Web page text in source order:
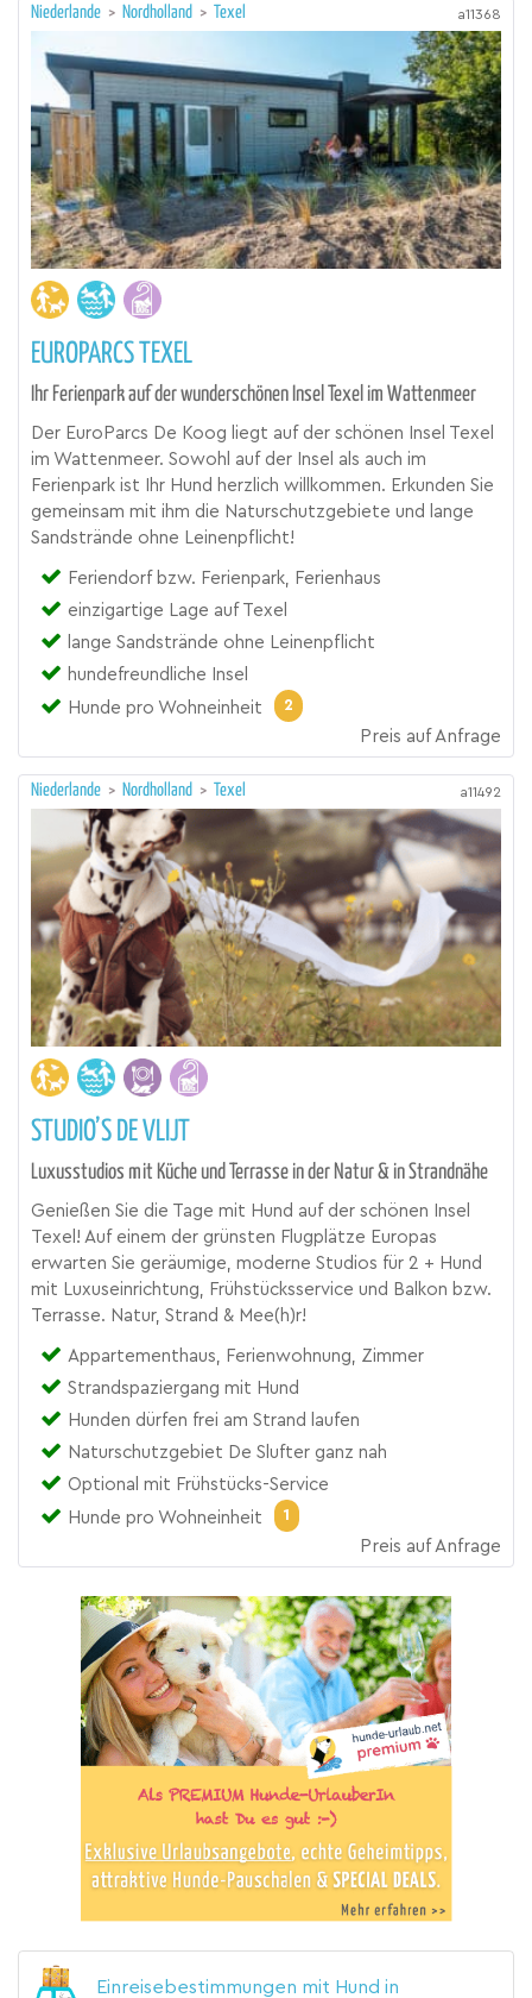
Niederlande > Nordholland > Texel a11368
EUROPARCS TEXEL
Ihr Ferienpark auf der wunderschönen Insel Texel im Wattenmeer
Der EuroParcs De Koog liegt auf der schönen Insel Texel
im Wattenmeer. Sowohl auf der Insel als auch im
Ferienpark ist Ihr Hund herzlich willkommen. Erkunden Sie
gemeinsam mit ihm die Naturschutzgebiete und lange
Sandstrände ohne Leinenpflicht!
Feriendorf bzw. Ferienpark, Ferienhaus
einzigartige Lage auf Texel
lange Sandstrände ohne Leinenpflicht
hundefreundliche Insel
Hunde pro Wohneinheit
2
Preis auf Anfrage
Niederlande > Nordholland > Texel a11492
STUDIO’S DE VLIJT
Luxusstudios mit Küche und Terrasse in der Natur & in Strandnähe
Genießen Sie die Tage mit Hund auf der schönen Insel
Texel! Auf einem der grünsten Flugplätze Europas
erwarten Sie geräumige, moderne Studios für 2 + Hund
mit Luxuseinrichtung, Frühstücksservice und Balkon bzw.
Terrasse. Natur, Strand & Mee(h)r!
Appartementhaus, Ferienwohnung, Zimmer
Strandspaziergang mit Hund
Hunden dürfen frei am Strand laufen
Naturschutzgebiet De Slufter ganz nah
Optional mit Frühstücks-Service
Hunde pro Wohneinheit
1
Preis auf Anfrage
Einreisebestimmungen mit Hund in